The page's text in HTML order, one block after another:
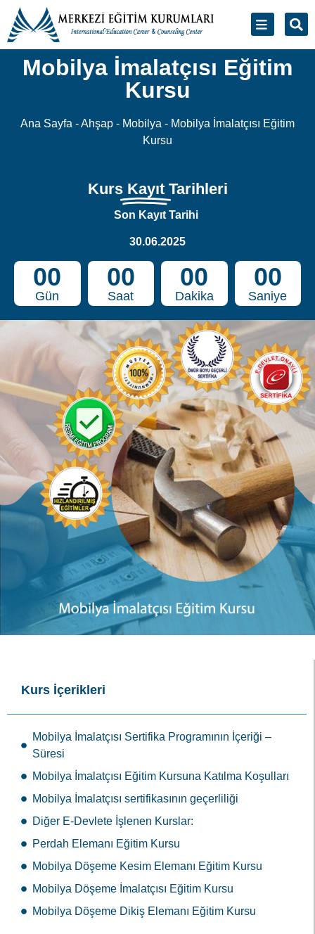
KursKayıt Tarihleri
Son Kayıt Tarihi
00 00 00 00
Kurs İçerikleri
Mobilya İmalatçısı Sertifika Programının İçeriği –
Süresi
Mobilya İmalatçısı Eğitim Kursuna Katılma Koşulları
Diğer E-Devlete İşlenen Kurslar:
Mobilya Döşeme İmalatçısı Eğitim Kursu
Mobilya Döşeme Dikiş Elemanı Eğitim Kursu
Resmi Sertifika
görünen (e-devlete işli ve e-devlet üzerinden
sorgulanabilen) resmi ve geçerli sertifikalar sunuyoruz.